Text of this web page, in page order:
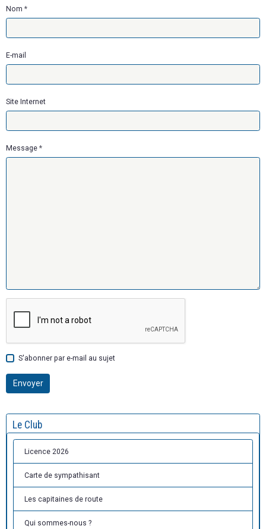
Nom
E-mail
Site Internet
Message
S'abonner par e-mail au sujet
Envoyer
Le Club
Licence 2026
Carte de sympathisant
Les capitaines de route
Qui sommes-nous ?